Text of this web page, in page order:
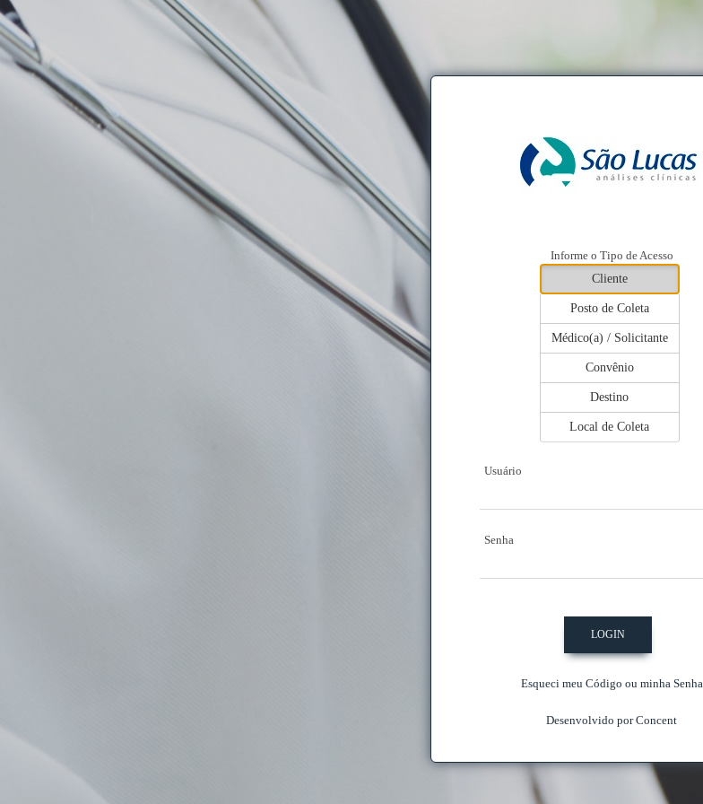
Informe o Tipo de Acesso
Cliente
Posto de Coleta
Médico(a) / Solicitante
Convênio
Destino
Local de Coleta
Usuário
Senha
Esqueci meu Código ou minha Senha
Desenvolvido por Concent